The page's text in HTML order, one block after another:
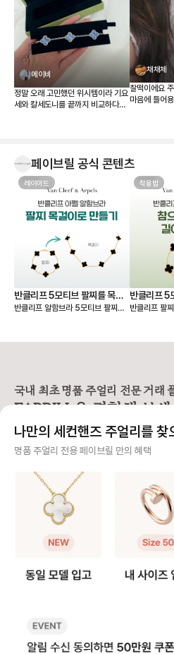
메이비
정말 오래 고민했던 위시템이라 기요
세와 칼세도니를 끝까지 비교하다가
템’이라고 하는지 알 것 같습니다 💎
무엇보다 페이브릴에서 여러 매물을
한 번에 비교할 수 있어서 연식, 컨디
션, 구성품, 가격까지 꼼꼼하게 따져
보고 가장 마음에 드는 제품을 선택
할 수 있었던 점이 좋았습니다. 좋은
첫 반클리프를 기분 좋게 들이게 되
었네요. 오래오래 아껴 차겠습니다!
채채체
찰떡이에요
마음에 들어
페이브릴 공식 콘텐츠
레이어드
반클리프 5모티브 팔찌를 목걸
이로 만들기 - 실착비교, 연장체
반클리프 알함브라 5모티브 팔찌를
10모티브 목걸이가 하나 더 생긴 기
프 팔찌를 목걸이로 바꾸는 방법
1️⃣ 6모티브 목걸이 반클리프 알함브
팔찌 + 알함브라 빈티지 목걸이) -
걸어주세요. - 목걸이 고리를 → 팔
인으로 5모티브 목걸이 - 연장체인
을 별도로 구매, 팔찌에 연결하여 목
걸이로 활용해요. 반클리프 5모티브
연장체인 등으로 키워드 검색해보시
면 구매 가능한 체인들을 별도 구매
상까지 맞춤으로 가능하니 원하는 스
착용법
반클리프 5
용팁-참으
반클리프 팔
닉스 모델 등
즈를 선택할
로 스펙이 동일해요. 손
요, 저 역시
😉 [반클리프 알함브라 5모티브 팔
처럼 연출하
거려 매력적
없음 · 다만, 혼자 착용하거나 뺄 때
조금 불편 2️⃣ AS로 길이 수선하기 ·
이는 방법 ·
가능 · 보통은
편하면 수선하는
기간: 보증서
/ 이후
시간: 공식
분 일주일 내
국내 최초 명품 주얼리 전문 거래
FABRILL을 경험해 보세
사기 걱정 없는 안전 결제
니면 반환해 드려요.
주얼리 전문 이중 검수
주얼리 검수에 특화된 페이브릴 검수팀과 전문 감
게 확인해요.
주얼리 전문 지식을 토대로 사이즈, 가격대 등 주얼
빠르고 확실한 물품 이동 과정
최적화된 검수 시스템으로 빠르고 효율적으로 물품
나만의 세컨핸즈 주얼리를 찾
명품 주얼리 전용 페이브릴 만의 혜택